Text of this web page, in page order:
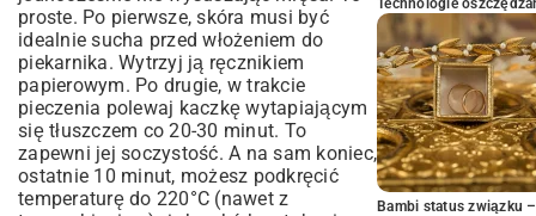
proste. Po pierwsze, skóra musi być
idealnie sucha przed włożeniem do
piekarnika. Wytrzyj ją ręcznikiem
papierowym. Po drugie, w trakcie
pieczenia polewaj kaczkę wytapiającym
się tłuszczem co 20-30 minut. To
zapewni jej soczystość. A na sam koniec,
ostatnie 10 minut, możesz podkręcić
temperaturę do 220°C (nawet z
Technologie
Bambi status związku